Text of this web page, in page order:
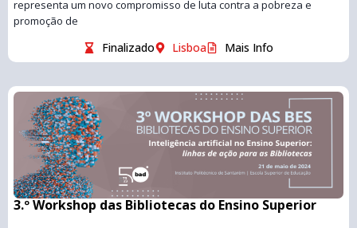
representa um novo compromisso de luta contra a pobreza e
promoção de
Finalizado Lisboa Mais Info
3.º Workshop das Bibliotecas do Ensino Superior